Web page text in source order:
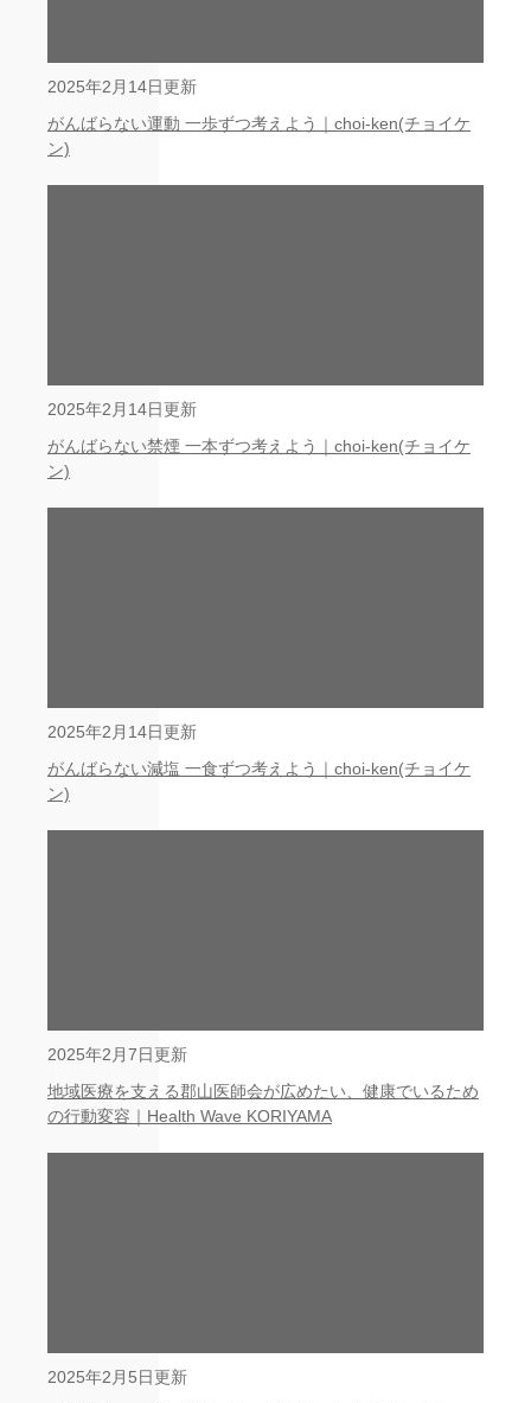
2025年2月14日更新
がんばらない運動 一歩ずつ考えよう｜choi-ken(チョイケ
ン)
2025年2月14日更新
がんばらない禁煙 一本ずつ考えよう｜choi-ken(チョイケ
ン)
2025年2月14日更新
がんばらない減塩 一食ずつ考えよう｜choi-ken(チョイケ
ン)
2025年2月7日更新
地域医療を支える郡山医師会が広めたい、健康でいるため
の行動変容｜Health Wave KORIYAMA
2025年2月5日更新